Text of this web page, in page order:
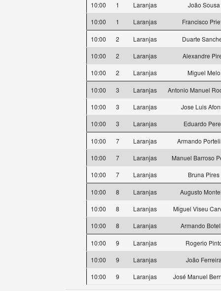
10:00
1 Laranjas
João Sousa
10:00
1 Laranjas Francisco
10:00 2 Laranjas
Duarte
10:00
2 Laranjas
Alexandre
10:00
2 Laranjas Miguel Melo
10:00 3 Laranjas
Antonio Manuel
10:00
3 Laranjas
Jose Luis
10:00
3 Laranjas Eduardo
10:00 7 Laranjas
Armando
10:00
7 Laranjas
Manuel Barroso
10:00
7 Laranjas Bruna Pires
10:00 8 Laranjas
Augusto
10:00
8 Laranjas
Miguel Viseu
10:00
8 Laranjas Armando
10:00 9 Laranjas
Rogerio
10:00
9 Laranjas
João
10:00
9 Laranjas José Manuel